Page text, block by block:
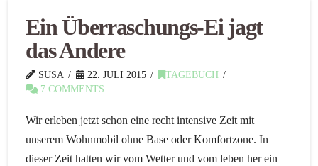
Ein Überraschungs-Ei jagt
das Andere
SUSA 22. JULI 2015
TAGEBUCH
7 COMMENTS
Wir erleben jetzt schon eine recht intensive Zeit mit
unserem Wohnmobil ohne Base oder Komfortzone. In
dieser Zeit hatten wir vom Wetter und vom leben her ein